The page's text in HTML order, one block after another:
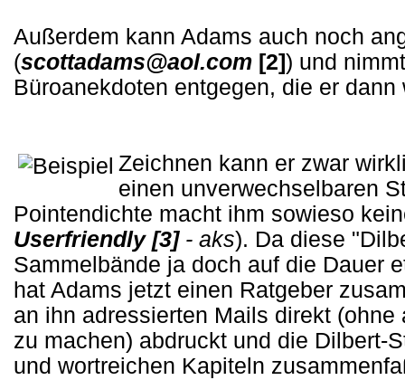
Außerdem kann Adams auch noch
(scottadams@aol.com [2]) und
Büroanekdoten entgegen, die er
Zeichnen kann er zwar
einen unverwechselbaren
Pointendichte macht ihm sowieso
Userfriendly[3]- aks). Da diese
Sammelbände ja doch auf die Dauer
hat Adams jetzt einen Ratgeber
an ihn adressierten Mails direkt
zu machen) abdruckt und die Dilbert-
und wortreichen Kapiteln